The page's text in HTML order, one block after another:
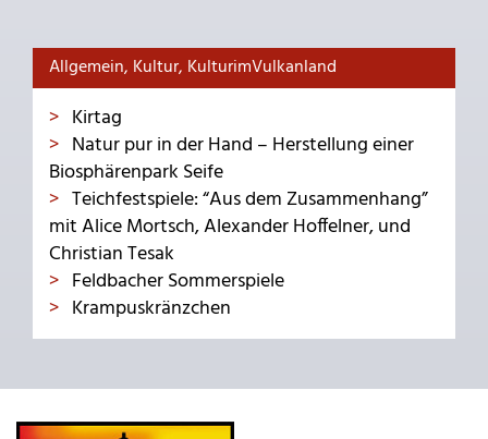
Allgemein, Kultur, KulturimVulkanland
Kirtag
Natur pur in der Hand – Herstellung einer
Biosphärenpark Seife
Teichfestspiele: “Aus dem Zusammenhang”
mit Alice Mortsch, Alexander Hoffelner, und
Christian Tesak
Feldbacher Sommerspiele
Krampuskränzchen